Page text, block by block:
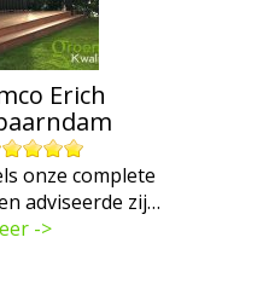
Erich
onze complete
adviseerde zij…
->